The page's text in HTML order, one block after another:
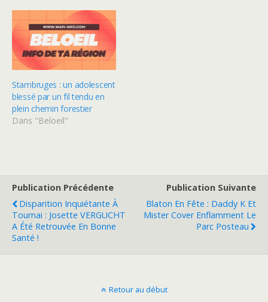
Stambruges : un adolescent
blessé par un fil tendu en
plein chemin forestier
Dans "Beloeil"
Publication Précédente
Disparition Inquiétante À
Tournai : Josette VERGUCHT
A Été Retrouvée En Bonne
Santé !
Publication Suivante
Blaton En Fête : Daddy K Et
Mister Cover Enflamment Le
Parc Posteau
Retour au début